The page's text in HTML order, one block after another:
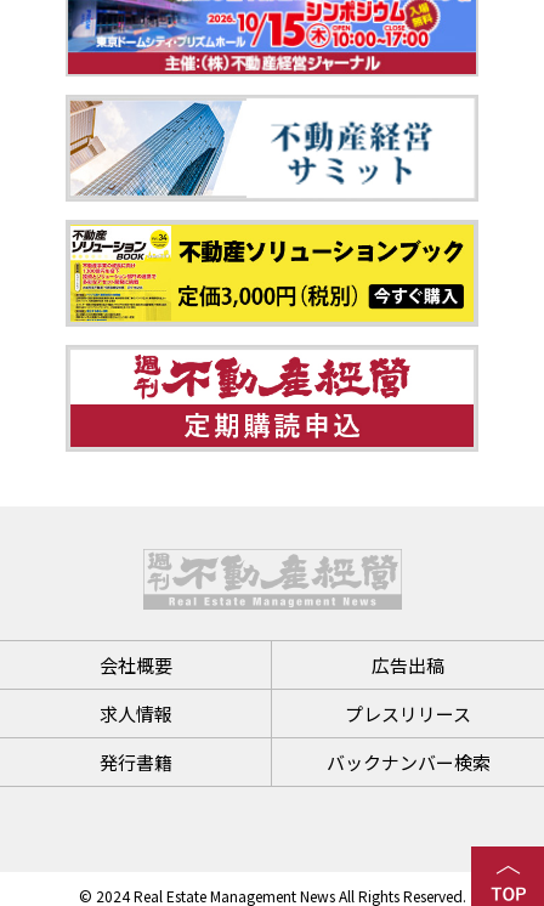
会社概要
広告出稿
求人情報
プレスリリース
発行書籍
バックナンバー検索
© 2024 Real Estate Management News All Rights Reserved.